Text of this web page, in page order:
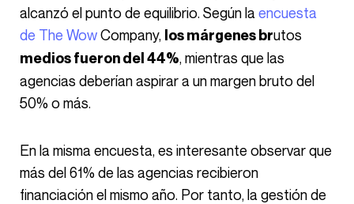
alcanzó el punto de equilibrio. Según la encuesta
de The WowCompany, los márgenes brutos
medios fueron del 44%, mientras que las
agencias deberían aspirar a un margen bruto del
50% o más.
En la misma encuesta, es interesante observar que
más del 61% de las agencias recibieron
financiación el mismo año. Por tanto, la gestión de